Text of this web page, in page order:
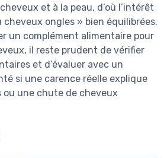
et à la peau, d’où l’intérêt
cheveux ongles » bien équilibrées.
un complément alimentaire pour
il reste prudent de vérifier
et d’évaluer avec un
si une carence réelle explique
ou une chute de cheveux